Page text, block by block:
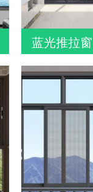
蓝光推拉窗